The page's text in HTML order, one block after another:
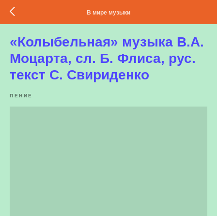
В мире музыки
«Колыбельная» музыка В.А.
Моцарта, сл. Б. Флиса, рус.
текст С. Свириденко
ПЕНИЕ